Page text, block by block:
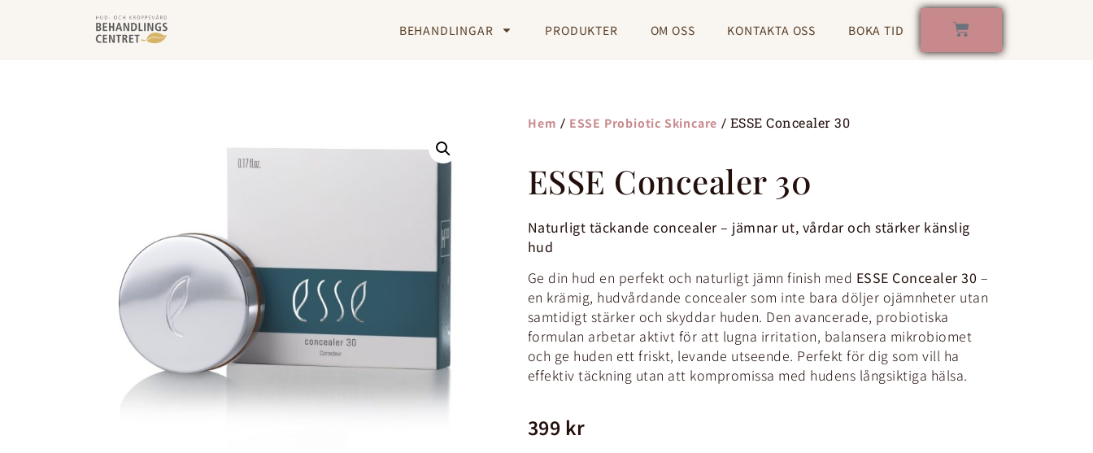
BEHANDLINGAR PRODUKTER OM OSS KONTAKTA OSS BOKA TID
Hem / ESSE Probiotic Skincare / ESSE Concealer 30
ESSE Concealer 30
Naturligt täckande concealer – jämnar ut, vårdar och stärker känslig
hud
Ge din hud en perfekt och naturligt jämn finish med ESSE Concealer 30 –
en krämig, hudvårdande concealer som inte bara döljer ojämnheter utan
samtidigt stärker och skyddar huden. Den avancerade, probiotiska
formulan arbetar aktivt för att lugna irritation, balansera mikrobiomet
och ge huden ett friskt, levande utseende. Perfekt för dig som vill ha
effektiv täckning utan att kompromissa med hudens långsiktiga hälsa.
399 kr